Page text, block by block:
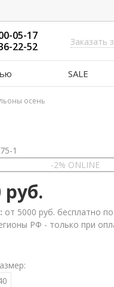
05-17
22-52
Заказать
SALE
осень
1
-2% ONLINE
руб.
от 5000 руб. бесплатно
РФ - только при